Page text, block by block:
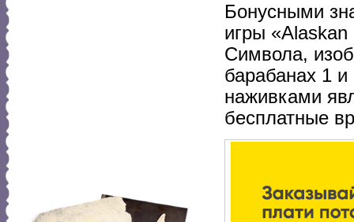
Бонусными
игры «Alaskan
Символа,
барабанах 1
наживками
бесплатные